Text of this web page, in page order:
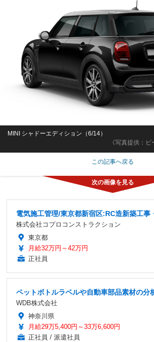
《写真提供：
MINI シャドーエディション（6/14）
この記事へ戻る
電気施工管理/東京都新宿区:RC造新築工事
株式会社コプロコンストラクション
東京都
月給32万円～42万円
正社員
ペットボトルラベルや自動車部品素材の分
WDB株式会社
神奈川県
月給29万5,400円～33万6,600円
正社員 / 派遣社員